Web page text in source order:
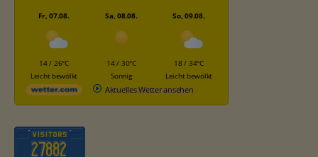
Fr, 07.08.
14 / 26°C
Leicht bewölkt
Sa, 08.08.
14 / 30°C
Sonnig
So, 09.08.
18 / 34°C
Leicht bewölkt
Aktuelles Wetter ansehen